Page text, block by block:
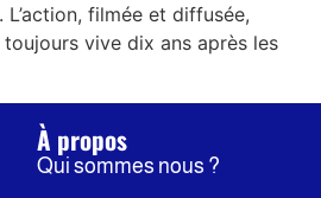
filmée et diffusée,
toujours vive dix ans après les
À propos
Qui sommes nous ?